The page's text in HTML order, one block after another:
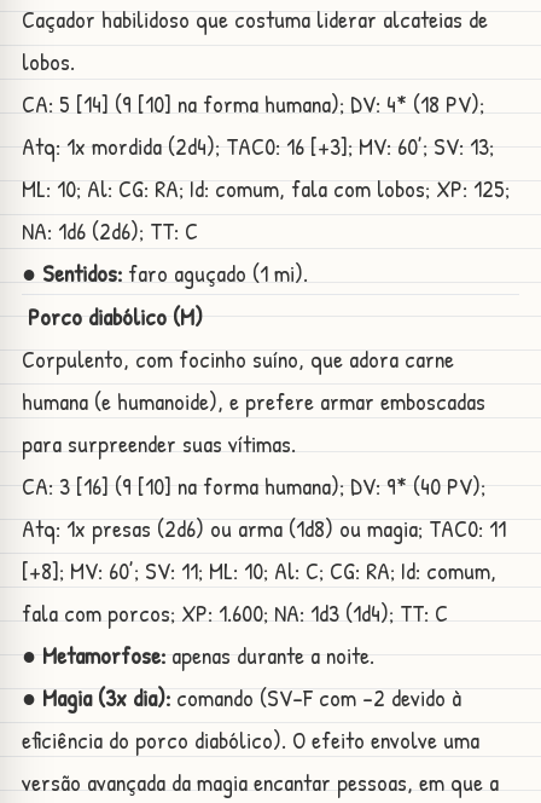
Caçador habilidoso que costuma liderar alcateias de
lobos.
CA: 5 [14] (9 [10] na forma humana); DV: 4* (18 PV);
Atq: 1x mordida (2d4); TAC0: 16 [+3]; MV: 60’; SV: 13;
ML: 10; Al: CG: RA; Id: comum, fala com lobos; XP: 125;
NA: 1d6 (2d6); TT: C
● Sentidos:faro aguçado (1 mi).
Porco diabólico (M)
Corpulento, com focinho suíno, que adora carne
humana (e humanoide), e prefere armar emboscadas
para surpreender suas vítimas.
CA: 3 [16] (9 [10] na forma humana); DV: 9* (40 PV);
Atq: 1x presas (2d6) ou arma (1d8) ou magia; TAC0: 11
[+8]; MV: 60’; SV: 11; ML: 10; Al: C; CG: RA; Id: comum,
fala com porcos; XP: 1.600; NA: 1d3 (1d4); TT: C
● Metamorfose:apenas durante a noite.
● Magia (3x dia):comando (SV-F com -2 devido à
eficiência do porco diabólico). O efeito envolve uma
versão avançada da magia encantar pessoas, em que a